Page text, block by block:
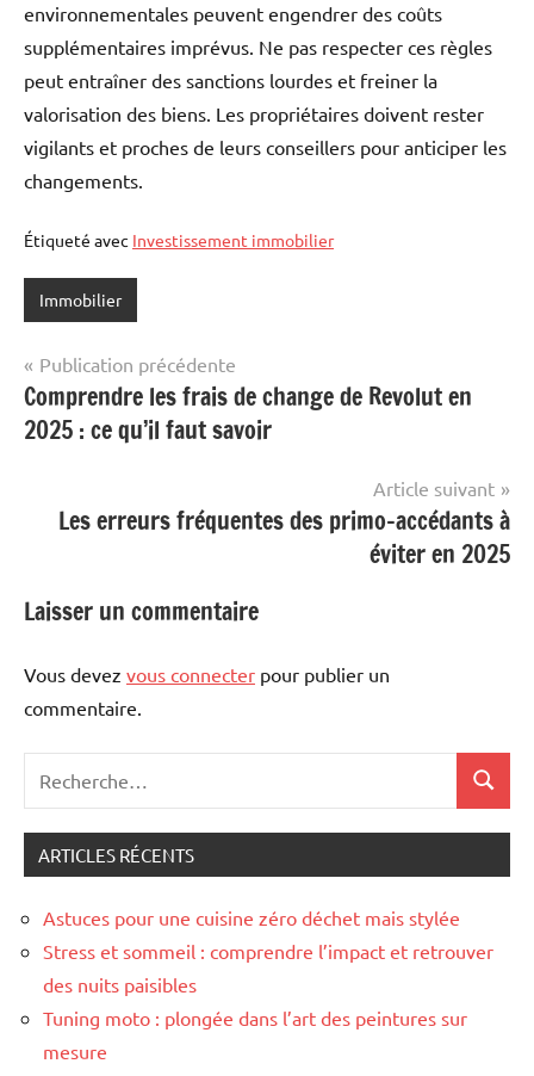
environnementales peuvent engendrer des coûts
supplémentaires imprévus. Ne pas respecter ces règles
peut entraîner des sanctions lourdes et freiner la
valorisation des biens. Les propriétaires doivent rester
vigilants et proches de leurs conseillers pour anticiper les
changements.
Étiqueté avec Investissement immobilier
Immobilier
Navigation
de
l’article
Publication précédente
Comprendre les frais de change de Revolut en
2025 : ce qu’il faut savoir
Article suivant
Les erreurs fréquentes des primo-accédants à
éviter en 2025
Laisser un commentaire
Vous devez vous connecter pour publier un
commentaire.
:
ARTICLES RÉCENTS
Astuces pour une cuisine zéro déchet mais stylée
Stress et sommeil : comprendre l’impact et retrouver
des nuits paisibles
Tuning moto : plongée dans l’art des peintures sur
mesure